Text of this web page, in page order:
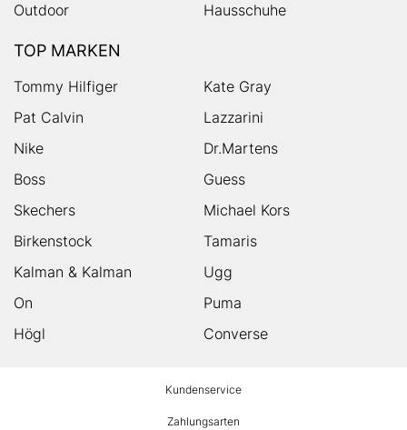
Outdoor
Hausschuhe
TOP MARKEN
Tommy Hilfiger
Kate Gray
Pat Calvin
Lazzarini
Nike
Dr.Martens
Boss
Guess
Skechers
Michael Kors
Birkenstock
Tamaris
Kalman & Kalman
Ugg
On
Puma
Högl
Converse
Kundenservice
Zahlungsarten